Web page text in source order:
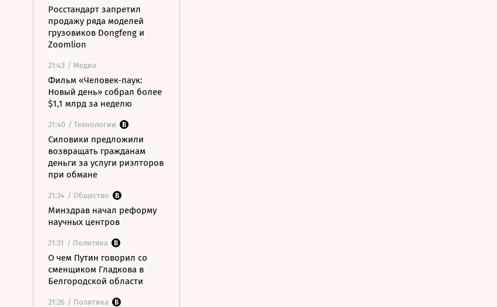
Росстандарт запретил
продажу ряда моделей
грузовиков Dongfeng и
Zoomlion
21:43 / Медиа
Фильм «Человек-паук:
Новый день» собрал более
$1,1 млрд за неделю
21:40 / Технологии
Силовики предложили
возвращать гражданам
деньги за услуги риэлторов
при обмане
21:34 / Общество
Минздрав начал реформу
научных центров
21:31 / Политика
О чем Путин говорил со
сменщиком Гладкова в
Белгородской области
21:26 / Политика